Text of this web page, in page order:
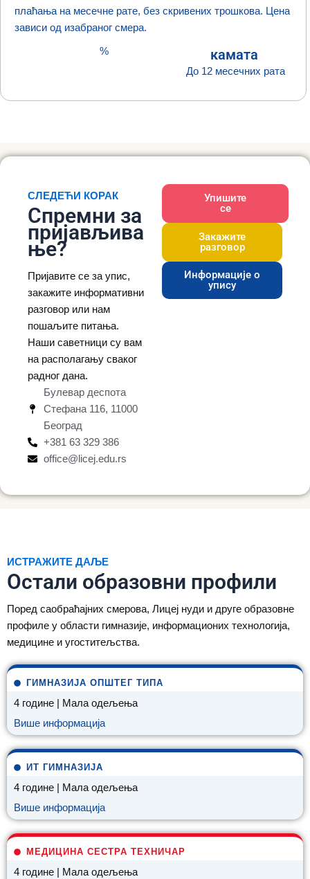
плаћања на месечне рате, без скривених трошкова. Цена
зависи од изабраног смера.
%
камата
До 12 месечних рата
СЛЕДЕЋИ КОРАК
Спремни за
пријављива
ње?
Пријавите се за упис,
закажите информативни
разговор или нам
пошаљите питања.
Наши саветници су вам
на располагању сваког
радног дана.
Булевар деспота
Стефана 116, 11000
Београд
+381 63 329 386
office@licej.edu.rs
Упишите
се
Закажите
разговор
Информације о
упису
ИСТРАЖИТЕ ДАЉЕ
Остали образовни профили
Поред саобраћајних смерова, Лицеј нуди и друге образовне
профиле у области гимназије, информационих технологија,
медицине и угоститељства.
ГИМНАЗИЈА ОПШТЕГ ТИПА
4 године | Мала одељења
Више информација
ИТ ГИМНАЗИЈА
4 године | Мала одељења
Више информација
МЕДИЦИНА СЕСТРА ТЕХНИЧАР
4 године | Мала одељења